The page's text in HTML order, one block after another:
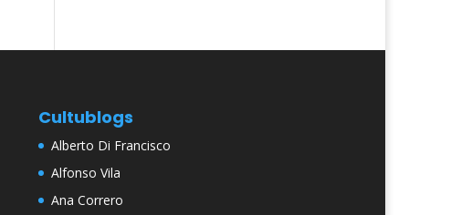
Cultublogs
Alberto Di Francisco
Alfonso Vila
Ana Correro